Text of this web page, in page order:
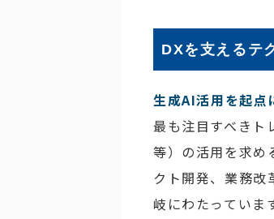
DXを支えるテ
生成AI活用を起点
最も注目すべきト
等）の活用を求め
クト開発、業務改
岐にわたっていま